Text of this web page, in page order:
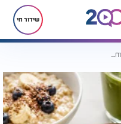
שידור חי
יש הכרעה? זו ארוחת הבוקר שעשויה לסייע הכי הרבה בירידה במשקל